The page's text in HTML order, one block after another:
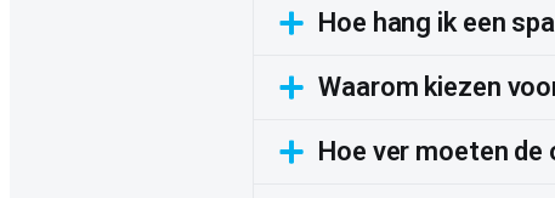
Hoe hang ik een
Waarom kiezen
Hoe ver moeten de